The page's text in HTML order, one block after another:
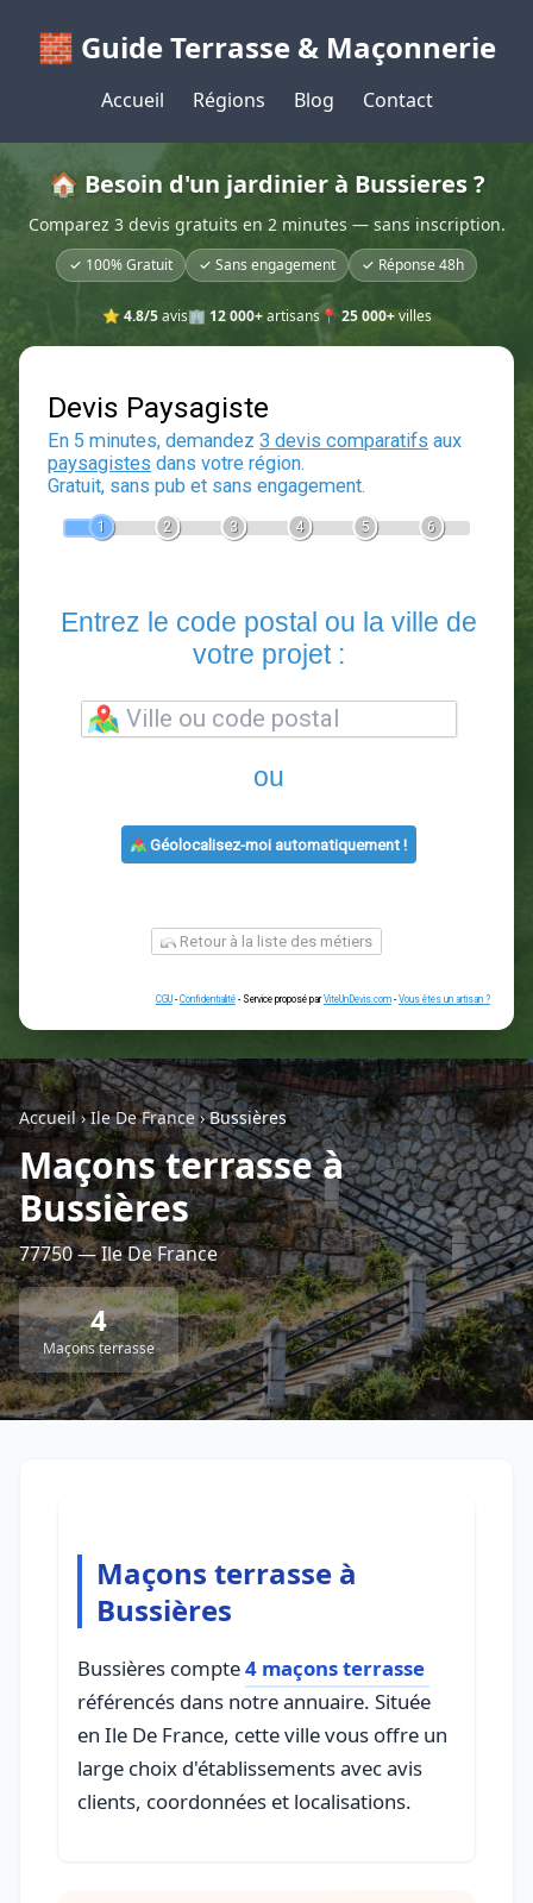
🧱 Guide Terrasse & Maçonnerie
Accueil Régions Blog Contact
🏠 Besoin d'un jardinier à Bussieres ?
Comparez 3 devis gratuits en 2 minutes — sans inscription.
✓ 100% Gratuit ✓ Sans engagement ✓ Réponse 48h
⭐ 4.8/5avis🏢 12 000+artisans📍 25 000+villes
Devis Paysagiste
En 5 minutes, demandez3 devis comparatifs
votre projet :
ou
Géolocalisez-moi automatiquement !
Retour à la liste des métiers
CGU Confidentialité - Service proposé parViteUnDevis.com-Vous
Accueil›Ile De France›Bussières
Maçons terrasse à
Bussières
77750 — Ile De France
4
Maçons terrasse
Maçons terrasse à
Bussières
Bussières compte4 maçons terrasse
référencés dans notre annuaire. Située
en Ile De France, cette ville vous offre un
large choix d'établissements avec avis
clients, coordonnées et localisations.